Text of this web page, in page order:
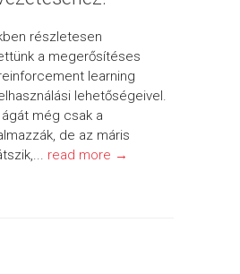
részletesen
a megerősítéses
learning
lehetőségeivel.
még csak a
de az máris
read more →